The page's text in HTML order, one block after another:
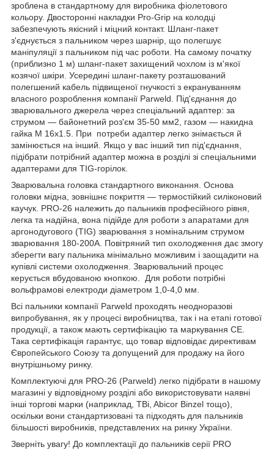
зроблена в стандартному для виробника фіолетового
кольору. Двосторонні накладки Pro-Grip на колодці
забезпечують якісний і міцний контакт. Шланг-пакет
з'єднується з пальником через шарнір, що полегшує
маніпуляції з пальником під час роботи. На самому початку
(приблизно 1 м) шланг-пакет захищений чохлом із м'якої
козячої шкіри. Усередині шланг-пакету розташований
полегшений кабель підвищеної гнучкості з екрануванням
власного розроблення компанії Parweld. Під'єднання до
зварювального джерела через спеціальний адаптер: за
струмом — байонетний роз'єм 35-50 мм2, газом — накидна
гайка М 16х1.5. При потреби адаптер легко знімається й
замінюється на інший. Якщо у вас інший тип під'єднання,
підібрати потрібний адаптер можна в розділі зі спеціальними
адаптерами для TIG-горілок.
Зварювальна головка стандартного виконання. Основа
головки мідна, зовнішнє покриття — термостійкий силіконовий
каучук. PRO-26 належить до пальників професійного рівня,
легка та надійна, вона підійде для роботи з апаратами для
аргонодугового (TIG) зварювання з номінальним струмом
зварювання 180-200А. Повітряний тип охолодження дає змогу
зберегти вагу пальника мінімально можливим і заощадити на
купівлі системи охолодження. Зварювальний процес
керується вбудованою кнопкою. Для роботи потрібні
вольфрамові електроди діаметром 1,0-4,0 мм.
Всі пальники компанії Parweld проходять неодноразові
випробування, як у процесі виробництва, так і на етапі готової
продукції, а також мають сертифікацію та маркування CE.
Така сертифікація гарантує, що товар відповідає директивам
Європейського Союзу та допущений для продажу на його
внутрішньому ринку.
Комплектуючі для PRO-26 (Parweld) легко підібрати в нашому
магазині у відповідному розділі або використовувати наявні
інші торгові марки (наприклад, TBi, Abicor Binzel тощо),
оскільки вони стандартизовані та підходять для пальників
більшості виробників, представлених на ринку України.
Зверніть увагу! До комплектації до пальників серії PRO